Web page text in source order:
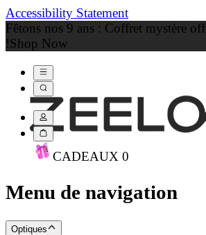
Accessibility Statement
Fêtons nos 9 ans : Coffret mystère
!Shop Now
CADEAUX 0
Menu de navigation
Optiques